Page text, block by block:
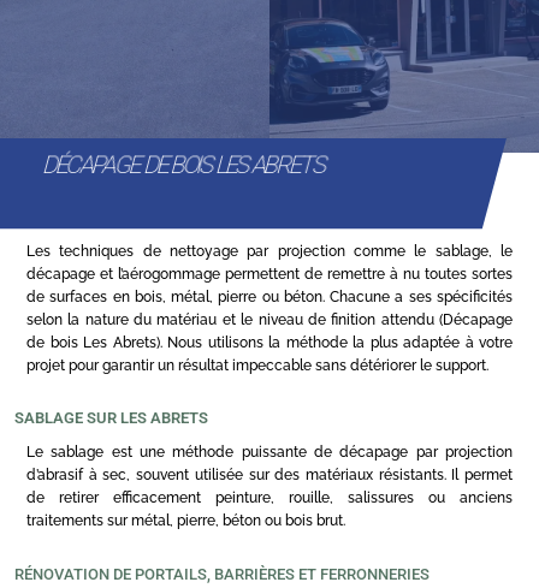
DÉCAPAGE DE BOIS LES ABRETS
Les techniques de nettoyage par projection comme le sablage, le
décapage et l’aérogommage permettent de remettre à nu toutes sortes
de surfaces en bois, métal, pierre ou béton. Chacune a ses spécificités
selon la nature du matériau et le niveau de finition attendu (Décapage
de bois Les Abrets). Nous utilisons la méthode la plus adaptée à votre
projet pour garantir un résultat impeccable sans détériorer le support.
SABLAGE SUR LES ABRETS
Le sablage est une méthode puissante de décapage par projection
d’abrasif à sec, souvent utilisée sur des matériaux résistants. Il permet
de retirer efficacement peinture, rouille, salissures ou anciens
traitements sur métal, pierre, béton ou bois brut.
RÉNOVATION DE PORTAILS, BARRIÈRES ET FERRONNERIES